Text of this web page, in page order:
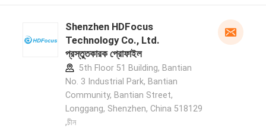
Shenzhen HDFocus
Technology Co., Ltd.
প্রস্তুতকারক প্রোফাইল
5th Floor 51 Building, Bantian
No. 3 Industrial Park, Bantian
Community, Bantian Street,
Longgang, Shenzhen, China 518129
,চীন